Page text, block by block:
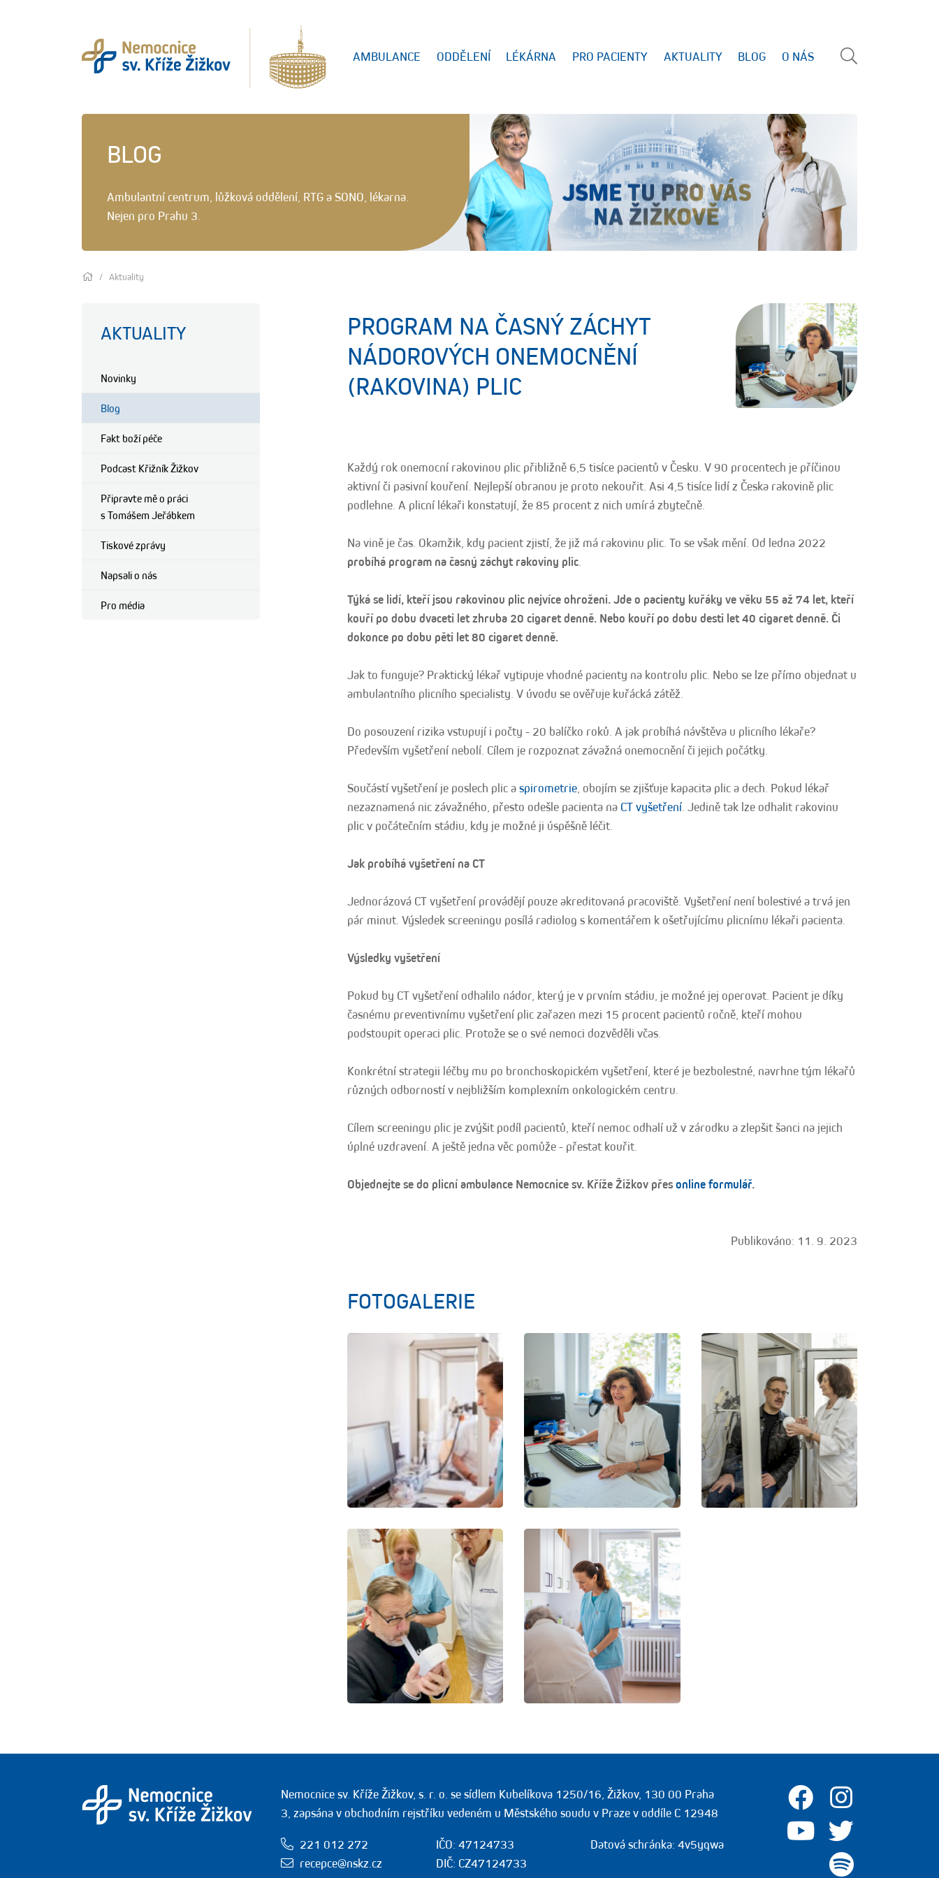
AMBULANCE ODDĚLENÍ LÉKÁRNA PRO PACIENTY AKTUALITY BLOG O NÁS
BLOG
Ambulantní centrum, lůžková oddělení, RTG a SONO, lékarna.
Nejen pro Prahu 3.
Aktuality
AKTUALITY
Novinky
Blog
Fakt boží péče
Podcast Křižník Žižkov
Připravte mě o práci
s Tomášem Jeřábkem
Tiskové zprávy
Napsali o nás
Pro média
PROGRAM NA ČASNÝ ZÁCHYT
NÁDOROVÝCH ONEMOCNĚNÍ
(RAKOVINA) PLIC
Každý rok onemocní rakovinou plic přibližně 6,5 tisíce pacientů v Česku. V 90 procentech je příčinou
aktivní či pasivní kouření. Nejlepší obranou je proto nekouřit. Asi 4,5 tisíce lidí z Česka rakovině plic
podlehne. A plicní lékaři konstatují, že 85 procent z nich umírá zbytečně.
Na vině je čas. Okamžik, kdy pacient zjistí, že již má rakovinu plic. To se však mění. Od ledna 2022
probíhá program na časný záchyt rakoviny plic.
Týká se lidí, kteří jsou rakovinou plic nejvíce ohroženi. Jde o pacienty kuřáky ve věku 55 až 74 let, kteří
kouří po dobu dvaceti let zhruba 20 cigaret denně. Nebo kouří po dobu desti let 40 cigaret denně. Či
dokonce po dobu pěti let 80 cigaret denně.
Jak to funguje? Praktický lékař vytipuje vhodné pacienty na kontrolu plic. Nebo se lze přímo objednat u
ambulantního plicního specialisty. V úvodu se ověřuje kuřácká zátěž.
Do posouzení rizika vstupují i počty - 20 balíčko roků. A jak probíhá návštěva u plicního lékaře?
Především vyšetření nebolí. Cílem je rozpoznat závažná onemocnění či jejich počátky.
Součástí vyšetření je poslech plic a spirometrie, obojím se zjišťuje kapacita plic a dech. Pokud lékař
nezaznamená nic závažného, přesto odešle pacienta na CT vyšetření. Jedině tak lze odhalit rakovinu
plic v počátečním stádiu, kdy je možné ji úspěšně léčit.
Jak probíhá vyšetření na CT
Jednorázová CT vyšetření provádějí pouze akreditovaná pracoviště. Vyšetření není bolestivé a trvá jen
pár minut. Výsledek screeningu posílá radiolog s komentářem k ošetřujícímu plicnímu lékaři pacienta.
Výsledky vyšetření
Pokud by CT vyšetření odhalilo nádor, který je v prvním stádiu, je možné jej operovat. Pacient je díky
časnému preventivnímu vyšetření plic zařazen mezi 15 procent pacientů ročně, kteří mohou
podstoupit operaci plic. Protože se o své nemoci dozvěděli včas.
Konkrétní strategii léčby mu po bronchoskopickém vyšetření, které je bezbolestné, navrhne tým lékařů
různých odborností v nejbližším komplexním onkologickém centru.
Cílem screeningu plic je zvýšit podíl pacientů, kteří nemoc odhalí už v zárodku a zlepšit šanci na jejich
úplné uzdravení. A ještě jedna věc pomůže - přestat kouřit.
Objednejte se do plicní ambulance Nemocnice sv. Kříže Žižkov přes online formulář.
Publikováno: 11. 9. 2023
FOTOGALERIE
Nemocnice sv. Kříže Žižkov, s. r. o. se sídlem Kubelíkova 1250/16, Žižkov, 130 00 Praha
3, zapsána v obchodním rejstříku vedeném u Městského soudu v Praze v oddíle C 12948
221 012 272
recepce@nskz.cz
IČO: 47124733
DIČ: CZ47124733
Datová schránka: 4v5yqwa